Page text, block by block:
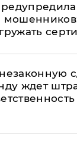
ждет